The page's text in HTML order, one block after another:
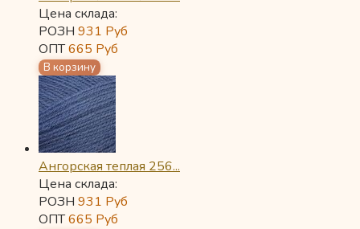
Цена склада:
РОЗН 931 Руб
ОПТ665 Руб
Ангорская теплая 256...
Цена склада:
РОЗН 931 Руб
ОПТ665 Руб